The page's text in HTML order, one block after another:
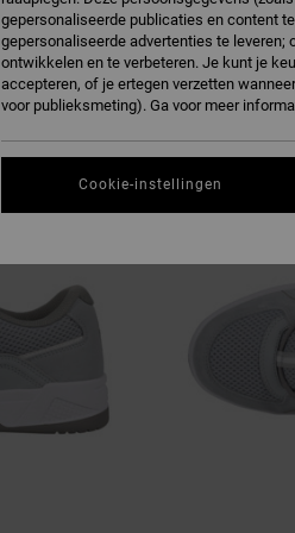
gepersonaliseerde publicaties en content
gepersonaliseerde advertenties te leveren;
ontwikkelen en te verbeteren. Je kunt je
accepteren, of je ertegen verzetten
voor publieksmeting). Ga voor meer
Cookie-instellingen